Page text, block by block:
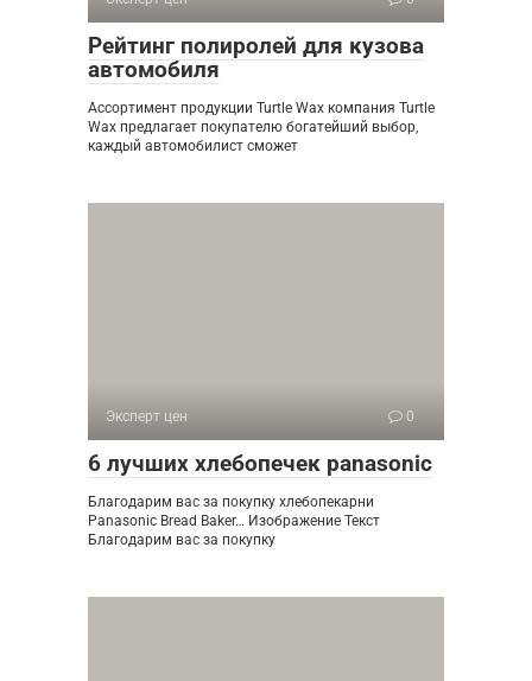
Рейтинг полиролей для кузова
автомобиля
Ассортимент продукции Turtle Wax компания Turtle
Wax предлагает покупателю богатейший выбор,
каждый автомобилист сможет
Эксперт цен 0
6 лучших хлебопечек panasonic
Благодарим вас за покупку хлебопекарни
Panasonic Bread Baker… Изображение Текст
Благодарим вас за покупку